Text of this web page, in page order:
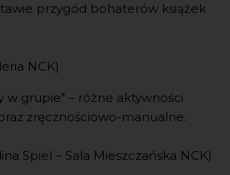
przygód bohaterów książek
NCK)
w grupie" – różne aktywności
zręcznościowo-manualne.
Spiel – Sala Mieszczańska NCK)